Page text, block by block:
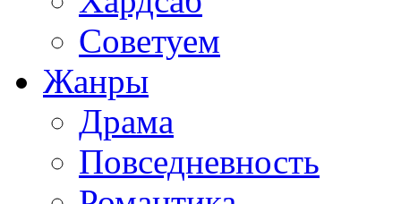
Советуем
Жанры
Драма
Повседневность